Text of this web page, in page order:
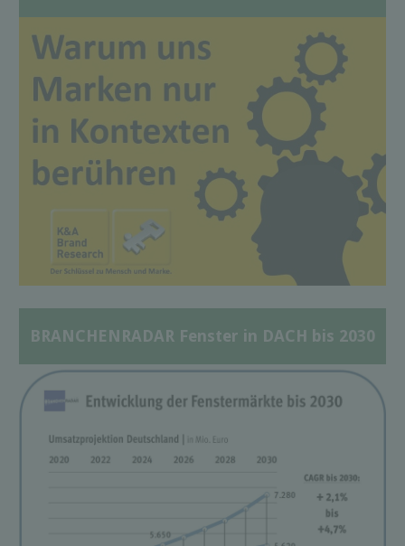
BRANCHENRADAR Fenster in DACH bis 2030